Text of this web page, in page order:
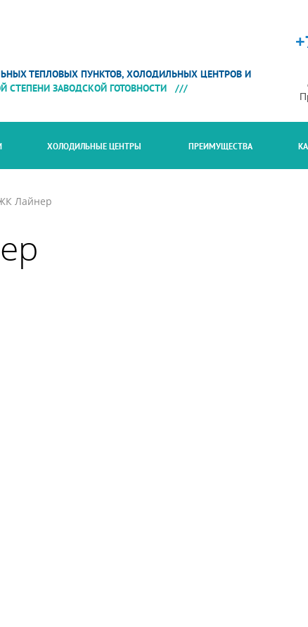
ТЕПЛОВЫХ ПУНКТОВ, ХОЛОДИЛЬНЫХ ЦЕНТРОВ И
СТЕПЕНИ ЗАВОДСКОЙ ГОТОВНОСТИ ///
ХОЛОДИЛЬНЫЕ ЦЕНТРЫ ПРЕИМУЩЕСТВА
Лайнер